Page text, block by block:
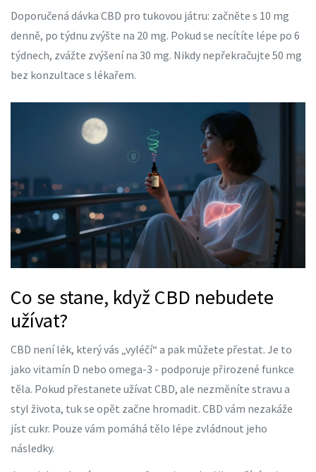
Doporučená dávka CBD pro tukovou játru: začněte s 10 mg
denně, po týdnu zvýšte na 20 mg. Pokud se necítíte lépe po 6
týdnech, zvážte zvýšení na 30 mg. Nikdy nepřekračujte 50 mg
bez konzultace s lékařem.
Co se stane, když CBD nebudete
užívat?
CBD není lék, který vás „vyléčí“ a pak můžete přestat. Je to
jako vitamín D nebo omega-3 - podporuje přirozené funkce
těla. Pokud přestanete užívat CBD, ale nezměníte stravu a
styl života, tuk se opět začne hromadit. CBD vám nezakáže
jíst cukr. Pouze vám pomáhá tělo lépe zvládnout jeho
následky.